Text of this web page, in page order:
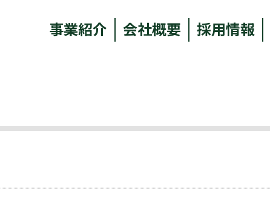
事業紹介 会社概要 採用情報